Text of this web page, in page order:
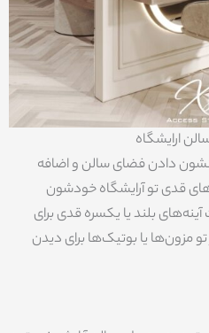
ارایشگاه
نشون دادن فضای سالن و اضافه
قدی تو آرایشگاه خودشون
بلند یا یکسره قدی برای
مزون‌ها یا بوتیک‌ها برای دیدن